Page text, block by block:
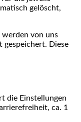
gelöscht,
von uns
gespeichert. Diese
die Einstellungen
ca. 1